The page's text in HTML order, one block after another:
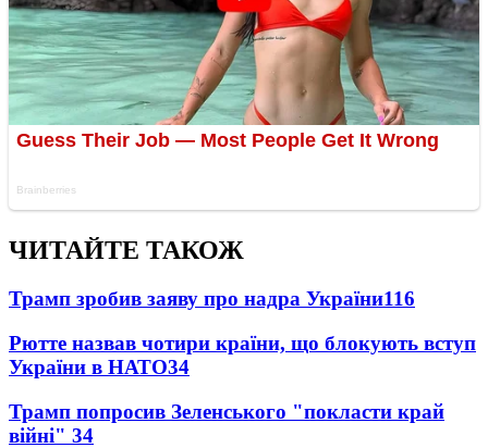
ЧИТАЙТЕ ТАКОЖ
Трамп зробив заяву про надра України116
Рютте назвав чотири країни, що блокують вступ
України в НАТО34
Трамп попросив Зеленського "покласти край
війні" 34